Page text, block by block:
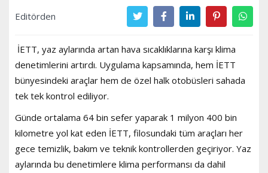
Editörden
İETT, yaz aylarında artan hava sıcaklıklarına karşı klima
denetimlerini artırdı. Uygulama kapsamında, hem İETT
bünyesindeki araçlar hem de özel halk otobüsleri sahada
tek tek kontrol ediliyor.
Günde ortalama 64 bin sefer yaparak 1 milyon 400 bin
kilometre yol kat eden İETT, filosundaki tüm araçları her
gece temizlik, bakım ve teknik kontrollerden geçiriyor. Yaz
aylarında bu denetimlere klima performansı da dahil